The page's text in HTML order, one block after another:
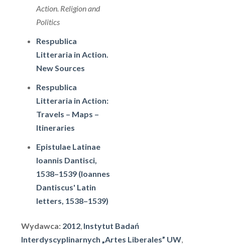
Action. Religion and
Politics
Respublica
Litteraria in Action.
New Sources
Respublica
Litteraria in Action:
Travels – Maps –
Itineraries
Epistulae Latinae
Ioannis Dantisci,
1538–1539 (Ioannes
Dantiscus' Latin
letters, 1538–1539)
Wydawca: 2012, Instytut Badań
Interdyscyplinarnych „Artes Liberales” UW,